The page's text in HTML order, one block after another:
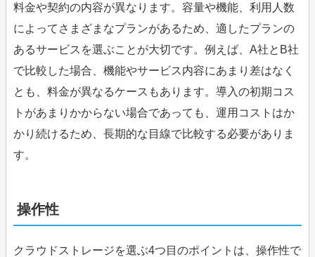
料金や契約の内容が異なります。容量や機能、利用人数
によってさまざまなプランがあるため、適したプランの
あるサービスを選ぶことが大切です。例えば、A社とB社
で比較した場合、機能やサービス内容にあまり差はなく
とも、料金が異なるケースもあります。導入の初期コス
トがあまりかからない場合であっても、運用コストはか
かり続けるため、長期的な目線で比較する必要がありま
す。
操作性
クラウドストレージを選ぶ4つ目のポイントは、操作性で